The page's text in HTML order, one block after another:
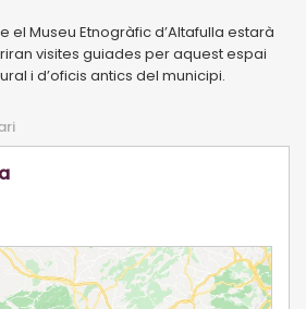
Museu Etnogràfic d’Altafulla estarà
visites guiades per aquest espai
i d’oficis antics del municipi.